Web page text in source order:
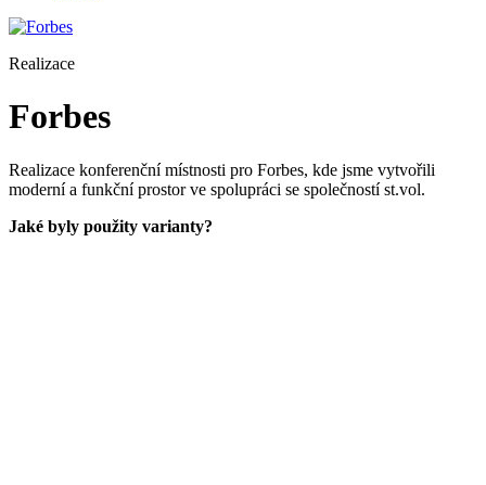
Realizace
Forbes
Realizace konferenční místnosti pro Forbes, kde jsme vytvořili
moderní a funkční prostor ve spolupráci se společností st.vol.
Jaké byly použity varianty?